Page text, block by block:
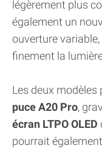
légèrement plus
également un
ouverture
finement la
Les deux
puce A20 Pro,
écran LTPO OLED
pourrait